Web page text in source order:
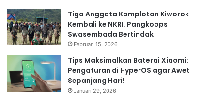
Tiga Anggota Komplotan Kiworok
Kembali ke NKRI, Pangkoops
Swasembada Bertindak
Februari 15, 2026
Tips Maksimalkan Baterai Xiaomi:
Pengaturan di HyperOS agar Awet
Sepanjang Hari!
Januari 29, 2026